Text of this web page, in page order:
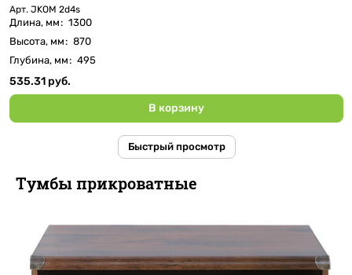
Арт. JKOM 2d4s
Длина, мм: 1300
Высота, мм: 870
Глубина, мм: 495
535.31 руб.
В корзину
Быстрый просмотр
Тумбы прикроватные